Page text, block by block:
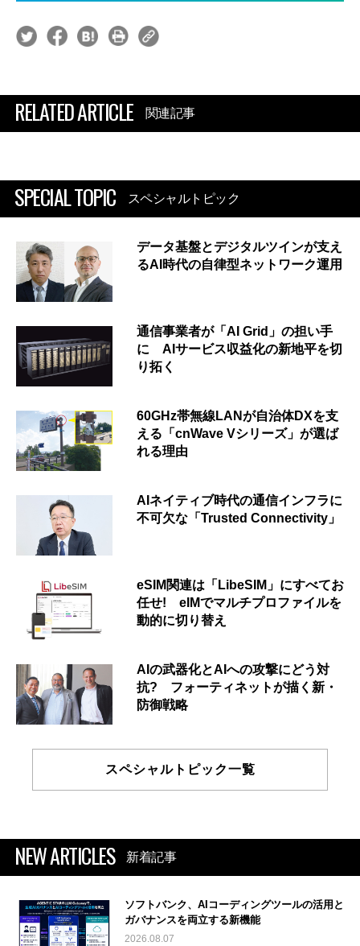
RELATED ARTICLE 関連記事
SPECIAL TOPIC スペシャルトピック
データ基盤とデジタルツインが支え
るAI時代の自律型ネットワーク運用
通信事業者が「AI Grid」の担い手
に AIサービス収益化の新地平を切
り拓く
60GHz帯無線LANが自治体DXを支
える「cnWave Vシリーズ」が選ば
れる理由
AIネイティブ時代の通信インフラに
不可欠な「Trusted Connectivity」
eSIM関連は「LibeSIM」にすべてお
任せ! eIMでマルチプロファイルを
動的に切り替え
AIの武器化とAIへの攻撃にどう対
抗? フォーティネットが描く新・
防御戦略
スペシャルトピック一覧
NEW ARTICLES 新着記事
ソフトバンク、AIコーディングツールの活用と
ガバナンスを両立する新機能
2026.08.07